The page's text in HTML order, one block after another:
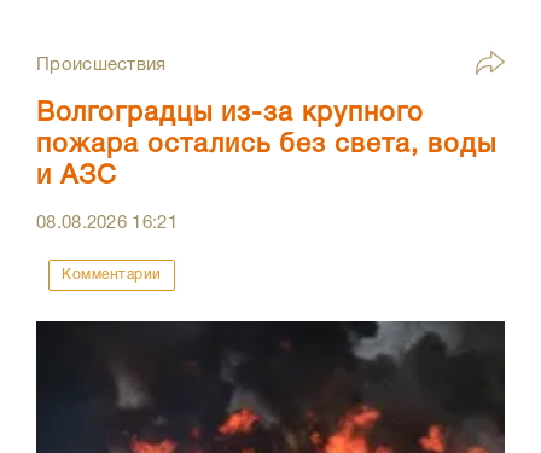
Происшествия
Волгоградцы из-за крупного
пожара остались без света, воды
и АЗС
08.08.2026 16:21
Комментарии